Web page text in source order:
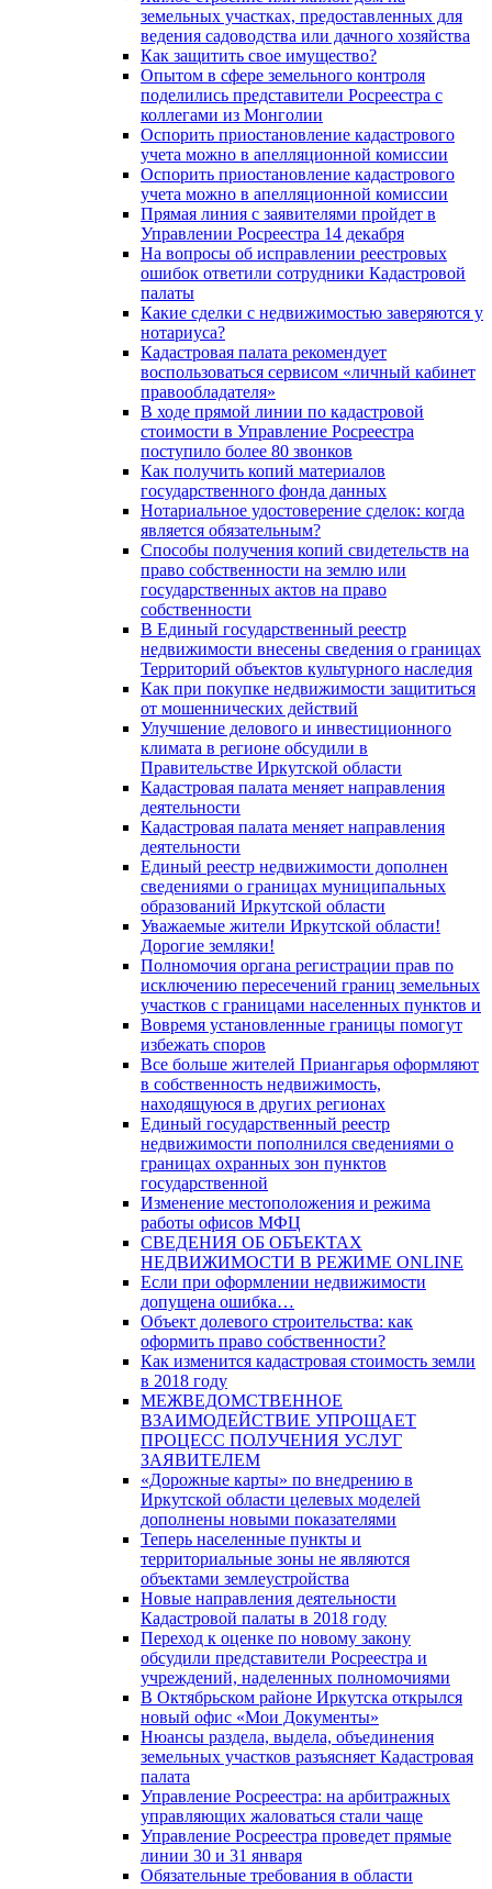
земельных участках, предоставленных для
ведения садоводства или дачного хозяйства
Как защитить свое имущество?
Опытом в сфере земельного контроля
поделились представители Росреестра с
коллегами из Монголии
Оспорить приостановление кадастрового
учета можно в апелляционной комиссии
Оспорить приостановление кадастрового
учета можно в апелляционной комиссии
Прямая линия с заявителями пройдет в
Управлении Росреестра 14 декабря
На вопросы об исправлении реестровых
ошибок ответили сотрудники Кадастровой
палаты
Какие сделки с недвижимостью заверяются у
нотариуса?
Кадастровая палата рекомендует
воспользоваться сервисом «личный кабинет
правообладателя»
В ходе прямой линии по кадастровой
стоимости в Управление Росреестра
поступило более 80 звонков
Как получить копий материалов
государственного фонда данных
Нотариальное удостоверение сделок: когда
является обязательным?
Способы получения копий свидетельств на
право собственности на землю или
государственных актов на право
собственности
В Единый государственный реестр
недвижимости внесены сведения о границах
Территорий объектов культурного наследия
Как при покупке недвижимости защититься
от мошеннических действий
Улучшение делового и инвестиционного
климата в регионе обсудили в
Правительстве Иркутской области
Кадастровая палата меняет направления
деятельности
Кадастровая палата меняет направления
деятельности
Единый реестр недвижимости дополнен
сведениями о границах муниципальных
образований Иркутской области
Уважаемые жители Иркутской области!
Дорогие земляки!
Полномочия органа регистрации прав по
исключению пересечений границ земельных
участков с границами населенных пунктов и
Вовремя установленные границы помогут
избежать споров
Все больше жителей Приангарья оформляют
в собственность недвижимость,
находящуюся в других регионах
Единый государственный реестр
недвижимости пополнился сведениями о
границах охранных зон пунктов
государственной
Изменение местоположения и режима
работы офисов МФЦ
СВЕДЕНИЯ ОБ ОБЪЕКТАХ
НЕДВИЖИМОСТИ В РЕЖИМЕ ONLINE
Если при оформлении недвижимости
допущена ошибка…
Объект долевого строительства: как
оформить право собственности?
Как изменится кадастровая стоимость земли
в 2018 году
МЕЖВЕДОМСТВЕННОЕ
ВЗАИМОДЕЙСТВИЕ УПРОЩАЕТ
ПРОЦЕСС ПОЛУЧЕНИЯ УСЛУГ
ЗАЯВИТЕЛЕМ
«Дорожные карты» по внедрению в
Иркутской области целевых моделей
дополнены новыми показателями
Теперь населенные пункты и
территориальные зоны не являются
объектами землеустройства
Новые направления деятельности
Кадастровой палаты в 2018 году
Переход к оценке по новому закону
обсудили представители Росреестра и
учреждений, наделенных полномочиями
В Октябрьском районе Иркутска открылся
новый офис «Мои Документы»
Нюансы раздела, выдела, объединения
земельных участков разъясняет Кадастровая
палата
Управление Росреестра: на арбитражных
управляющих жаловаться стали чаще
Управление Росреестра проведет прямые
линии 30 и 31 января
Обязательные требования в области